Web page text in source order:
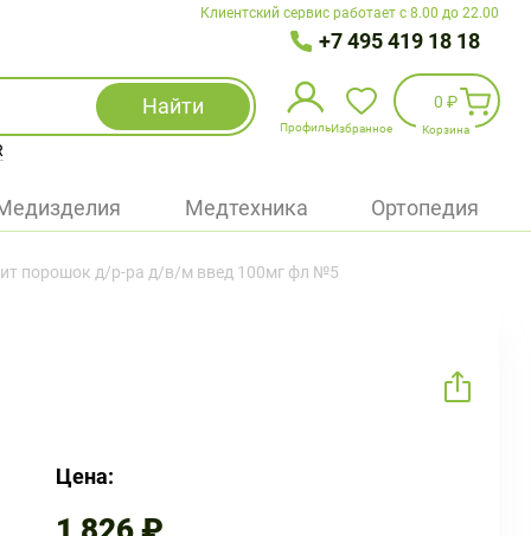
Клиентский сервис работает с 8.00 до 22.00
+7 495 419 18 18
Найти
Профиль
Избранное
Войти
Избранное
0 ₽
Корзина
Медтехника Ортопедия
порошок д/р-ра д/в/м введ 100мг фл №5
Цена: